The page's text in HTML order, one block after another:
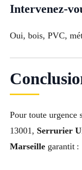
Intervenez-
Oui, bois, PVC,
Pour toute urgence
13001, Serrurier
Marseille garantit :